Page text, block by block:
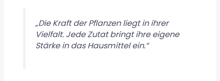
„Die Kraft der Pflanzen liegt in ihrer
Vielfalt. Jede Zutat bringt ihre eigene
Stärke in das Hausmittel ein.“